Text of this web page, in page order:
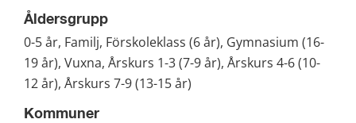
Åldersgrupp
0-5 år, Familj, Förskoleklass (6 år), Gymnasium (16-
19 år), Vuxna, Årskurs 1-3 (7-9 år), Årskurs 4-6 (10-
12 år), Årskurs 7-9 (13-15 år)
Kommuner